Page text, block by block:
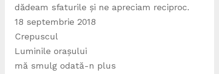
dădeam sfaturile și ne apreciam reciproc.
18 septembrie 2018
Crepuscul
Luminile orașului
mă smulg odată-n plus